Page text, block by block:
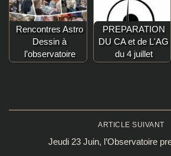
Rencontres Astro
Dessin à
l’observatoire
PREPARATION
DU CA et de L'AG
du 4 juillet
ARTICLE SUIVANT
Jeudi 23 Juin, l’Observatoire